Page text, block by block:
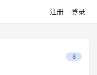
注册 登录
8